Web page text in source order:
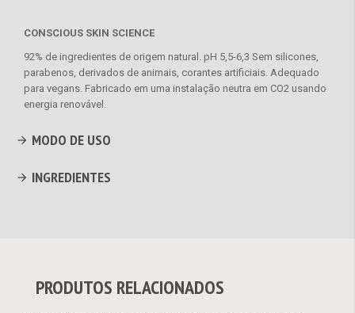
CONSCIOUS SKIN SCIENCE
92% de ingredientes de origem natural. pH 5,5-6,3 Sem silicones,
parabenos, derivados de animais, corantes artificiais. Adequado
para vegans. Fabricado em uma instalação neutra em CO2 usando
energia renovável.
MODO DE USO
INGREDIENTES
PRODUTOS RELACIONADOS